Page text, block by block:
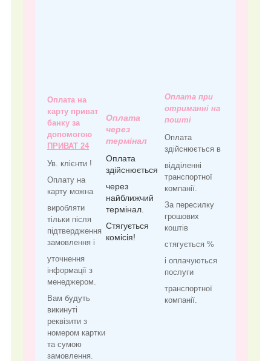
Оплата на
карту приват
банку за
допомогою
ПРИВАТ 24
Ув. клієнти !
Оплату на
карту можна
виробляти
тільки після
підтвердження
замовлення і
уточнення
інформації з
менеджером.
Вам будуть
викинуті
реквізити з
номером картки
та сумою
замовлення.
Оплата
через
термінал
Оплата
здійснюється
через
найближчий
термінал.
Стягується
комісія!
Оплата при
отриманні на
пошті
Оплата
здійснюється в
відділенні
транспортної
компанії.
За пересилку
грошових
коштів
стягується %
і оплачуються
послуги
транспортної
компанії.